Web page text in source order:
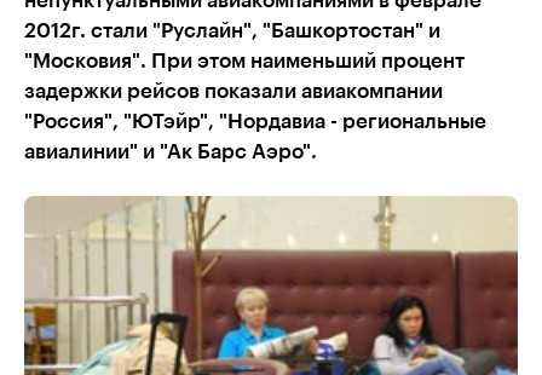
2012г. стали "Руслайн", "Башкортостан" и
"Московия". При этом наименьший процент
задержки рейсов показали авиакомпании
"Россия", "ЮТэйр", "Нордавиа - региональные
авиалинии" и "Ак Барс Аэро".